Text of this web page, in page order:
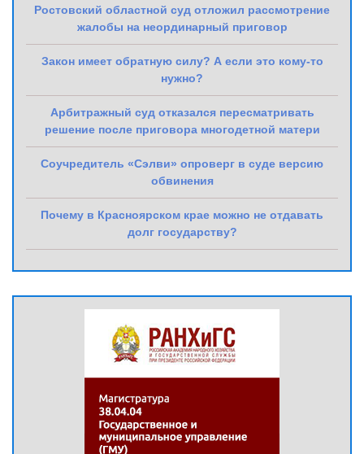
Ростовский областной суд отложил рассмотрение
жалобы на неординарный приговор
Закон имеет обратную силу? А если это кому-то
нужно?
Арбитражный суд отказался пересматривать
решение после приговора многодетной матери
Соучредитель «Сэлви» опроверг в суде версию
обвинения
Почему в Красноярском крае можно не отдавать
долг государству?